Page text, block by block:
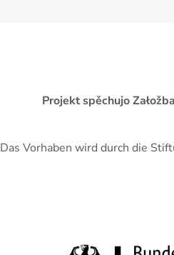
Projekt spěchujo
Das Vorhaben wird durch die